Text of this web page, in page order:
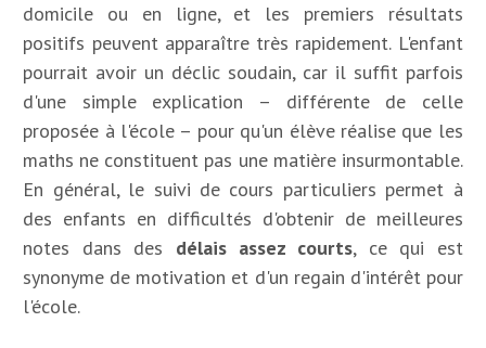
domicile ou en ligne, et les premiers résultats
positifs peuvent apparaître très rapidement. L'enfant
pourrait avoir un déclic soudain, car il suffit parfois
d'une simple explication – différente de celle
proposée à l'école – pour qu'un élève réalise que les
maths ne constituent pas une matière insurmontable.
En général, le suivi de cours particuliers permet à
des enfants en difficultés d'obtenir de meilleures
notes dans des délais assez courts, ce qui est
synonyme de motivation et d'un regain d'intérêt pour
l'école.